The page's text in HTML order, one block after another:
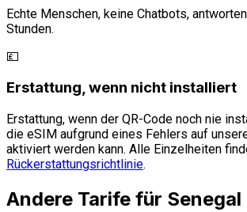
Echte Menschen, keine Chatbots,
Stunden.
💷
Erstattung, wenn nicht installiert
Erstattung, wenn der QR-Code noch nie
die eSIM aufgrund eines Fehlers auf
aktiviert werden kann. Alle Einzelheiten
Rückerstattungsrichtlinie.
Andere Tarife für Senegal